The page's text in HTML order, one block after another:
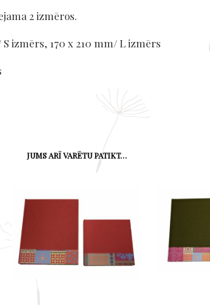
2 izmēros.
S izmērs, 170 x 210 mm/ L izmērs
JUMS ARĪ VARĒTU PATIKT…